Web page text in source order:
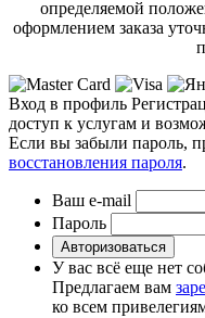
определяемой
оформлением заказа
Вход в профиль
доступ к услугам и
Если вы забыли пароль,
восстановления пароля.
Ваш e-mail
Пароль
Авторизоваться
У вас всё еще нет
Предлагаем вам
ко всем